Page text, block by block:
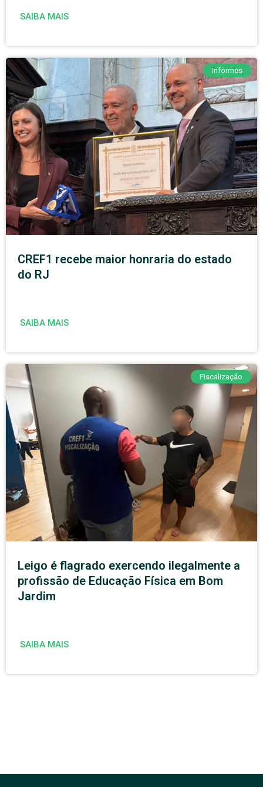
SAIBA MAIS
Informes
CREF1 recebe maior honraria do estado
do RJ
SAIBA MAIS
Fiscalização
Leigo é flagrado exercendo ilegalmente a
profissão de Educação Física em Bom
Jardim
SAIBA MAIS